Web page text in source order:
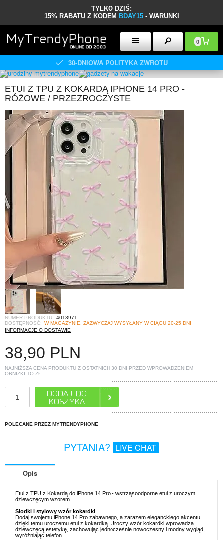
TYLKO DZIŚ:
15% RABATU Z KODEM BDAY15- WARUNKI
0
30-DNIOWA POLITYKA ZWROTU
ETUI Z TPU Z KOKARDĄ IPHONE 14 PRO -
RÓŻOWE / PRZEZROCZYSTE
NUMER PRODUKTU: 4013971
DOSTĘPNOŚĆ: W MAGAZYNIE. ZAZWYCZAJ WYSYŁANY W CIĄGU 20-25 DNI
INFORMACJE O DOSTAWIE
38,90 PLN
NAJNIŻSZA CENA PRODUKTU Z OSTATNICH 30 DNI PRZED WPROWADZENIEM
OBNIŻKI TO ZŁ
POLECANE PRZEZ MYTRENDYPHONE
PYTANIA? LIVE CHAT
Opis
Etui z TPU z Kokardą do iPhone 14 Pro - wstrząsoodporne etui z uroczym
dziewczęcym wzorem
Słodki i stylowy wzór kokardki
Dodaj swojemu iPhone 14 Pro zabawnego, a zarazem eleganckiego akcentu
dzięki temu uroczemu etui z kokardką. Uroczy wzór kokardki wprowadza
dziewczęcą estetykę, zachowując jednocześnie nowoczesny i modny wygląd,
wyróżniając telefon.